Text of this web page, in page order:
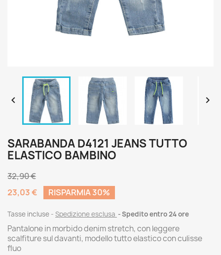
 
SARABANDA D4121 JEANS TUTTO
ELASTICO BAMBINO
32,90 €
23,03 €
RISPARMIA 30%
Tasse incluse Spedizione esclusa Spedito entro 24 ore
Pantalone in morbido denim stretch, con leggere
scalfiture sul davanti, modello tutto elastico con culisse
fluo